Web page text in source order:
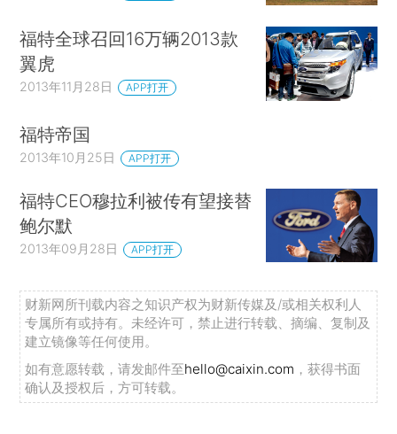
福特全球召回16万辆2013款
翼虎
2013年11月28日 APP打开
福特帝国
2013年10月25日 APP打开
福特CEO穆拉利被传有望接替
鲍尔默
2013年09月28日 APP打开
财新网所刊载内容之知识产权为财新传媒及/或相关权利人
专属所有或持有。未经许可，禁止进行转载、摘编、复制及
建立镜像等任何使用。
如有意愿转载，请发邮件至hello@caixin.com ，获得书面
确认及授权后，方可转载。